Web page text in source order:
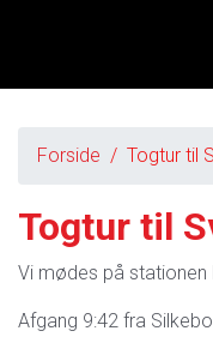
Forside Togtur til
Togtur til
Vi mødes på stationen
Afgang 9:42 fra